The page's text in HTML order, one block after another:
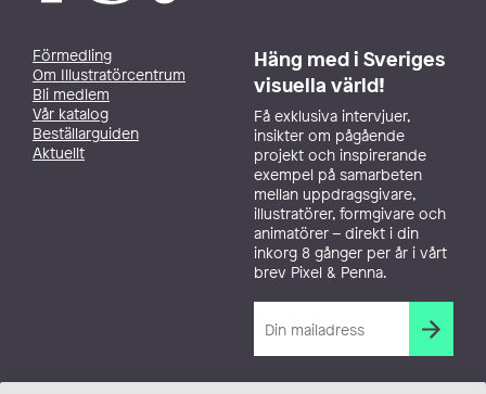
Förmedling
Om Illustratörcentrum
Bli medlem
Vår katalog
Beställarguiden
Aktuellt
Häng med i Sveriges
visuella värld!
Få exklusiva intervjuer,
insikter om pågående
projekt och inspirerande
exempel på samarbeten
mellan uppdragsgivare,
illustratörer, formgivare och
animatörer – direkt i din
inkorg 8 gånger per år i vårt
brev Pixel & Penna.